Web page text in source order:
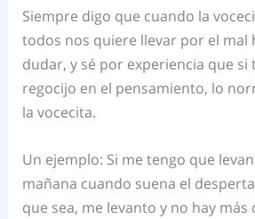
Siempre digo que cuando la
todos nos quiere llevar por el mal
dudar, y sé por experiencia que si
regocijo en el pensamiento, lo
la vocecita.
Un ejemplo: Si me tengo que
mañana cuando suena el
que sea, me levanto y no hay más